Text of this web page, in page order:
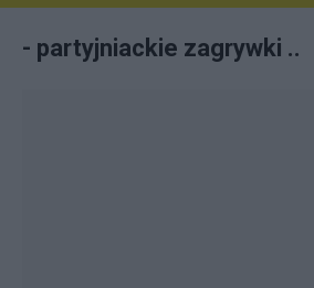
- partyjniackie zagrywki ..